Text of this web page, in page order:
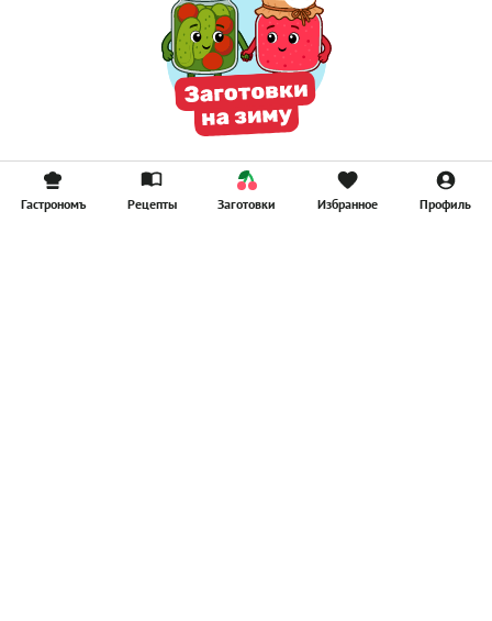
Гастрономъ Рецепты Заготовки Избранное Профиль